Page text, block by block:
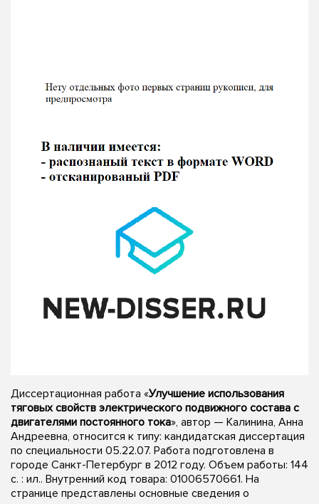
Диссертационная работа «Улучшение использования
тяговых свойств электрического подвижного состава с
двигателями постоянного тока», автор — Калинина, Анна
Андреевна, относится к типу: кандидатская диссертация
по специальности 05.22.07. Работа подготовлена в
городе Санкт-Петербург в 2012 году. Объем работы: 144
с. : ил.. Внутренний код товара: 01006570661. На
странице представлены основные сведения о